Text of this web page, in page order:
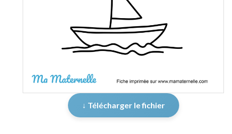
↓ Télécharger le fichier